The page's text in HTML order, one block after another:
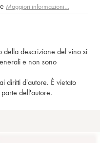
Maggiori informazioni…
della descrizione del vino si
e non sono
diritti d'autore. È vietato
dell'autore.